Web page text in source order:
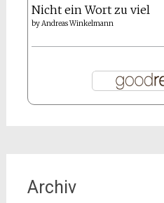
Nicht ein Wort zu viel
byAndreas Winkelmann
Archiv